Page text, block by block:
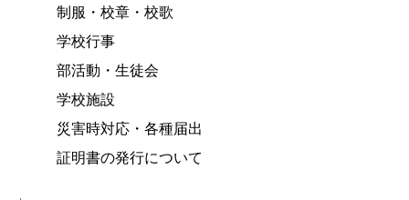
制服・校章・校歌
学校行事
部活動・生徒会
学校施設
災害時対応・各種届出
証明書の発行について